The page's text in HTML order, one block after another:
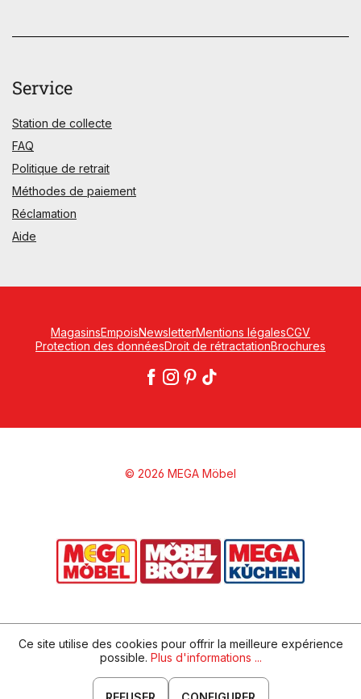
Service
Station de collecte
FAQ
Politique de retrait
Méthodes de paiement
Réclamation
Aide
MagasinsEmpoisNewsletterMentions légalesCGV
Protection des donnéesDroit de rétractationBrochures
© 2026 MEGA Möbel
Ce site utilise des cookies pour offrir la meilleure expérience
possible. Plus d'informations ...